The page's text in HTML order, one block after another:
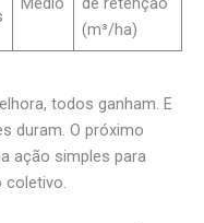
(m³/ha)
todos ganham. E
duram. O próximo
ação simples para
coletivo.